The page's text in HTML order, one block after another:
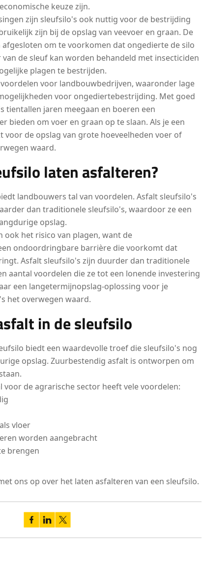
keuze zijn.
zijn sleufsilo's ook nuttig voor de bestrijding
zijn bij de opslag van veevoer en graan. De
om te voorkomen dat ongedierte de silo
de sleuf kan worden behandeld met insecticiden
plagen te bestrijden.
voor landbouwbedrijven, waaronder lage
voor ongediertebestrijding. Met goed
tientallen jaren meegaan en boeren een
bieden om voer en graan op te slaan. Als je een
voor de opslag van grote hoeveelheden voer of
waard.
laten asfalteren?
landbouwers tal van voordelen. Asfalt sleufsilo's
dan traditionele sleufsilo's, waardoor ze een
opslag.
het risico van plagen, want de
ondoordringbare barrière die voorkomt dat
Asfalt sleufsilo's zijn duurder dan traditionele
aantal voordelen die ze tot een lonende investering
een langetermijnopslag-oplossing voor je
het overwegen waard.
in de sleufsilo
biedt een waardevolle troef die sleufsilo's nog
opslag. Zuurbestendig asfalt is ontworpen om
voor de agrarische sector heeft vele voordelen:
vloer
worden aangebracht
brengen
ons op over het laten asfalteren van een sleufsilo.